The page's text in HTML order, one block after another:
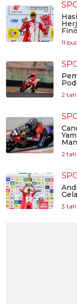
11
2
2
3